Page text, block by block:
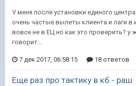
У меня после установки единого
очень частые вылеты клиента и лаги в
вовсе не в ЕЦ но как это проверить? у
говорит...
7 дек 2017, 06:58:15 18 ответов
Еще раз про тактику в кб - раш